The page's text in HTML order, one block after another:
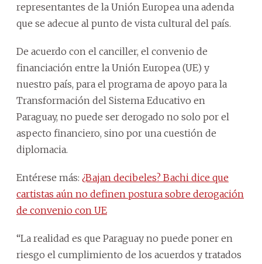
representantes de la Unión Europea una adenda
que se adecue al punto de vista cultural del país.
De acuerdo con el canciller, el convenio de
financiación entre la Unión Europea (UE) y
nuestro país, para el programa de apoyo para la
Transformación del Sistema Educativo en
Paraguay, no puede ser derogado no solo por el
aspecto financiero, sino por una cuestión de
diplomacia.
Entérese más: ¿Bajan decibeles? Bachi dice que
cartistas aún no definen postura sobre derogación
de convenio con UE
“La realidad es que Paraguay no puede poner en
riesgo el cumplimiento de los acuerdos y tratados